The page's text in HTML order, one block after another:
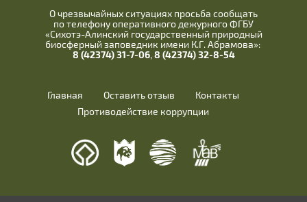
О чрезвычайных ситуациях просьба сообщать
по телефону оперативного дежурного ФГБУ
«Сихотэ-Алинский государственный природный
биосферный заповедник имени К.Г. Абрамова»:
8 (42374) 31-7-06,8 (42374) 32-8-54
Главная Оставить отзыв
Контакты
Противодействие коррупции